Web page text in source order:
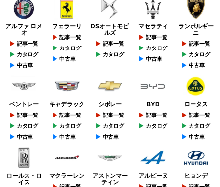
アルファ ロメ
オ
記事一覧
カタログ
中古車
フェラーリ
記事一覧
カタログ
中古車
DSオートモビ
ルズ
記事一覧
カタログ
マセラティ
記事一覧
カタログ
中古車
ランボルギー
ニ
記事一覧
カタログ
中古車
ベントレー
記事一覧
カタログ
中古車
キャデラック
記事一覧
カタログ
中古車
シボレー
記事一覧
カタログ
中古車
BYD
記事一覧
カタログ
ロータス
記事一覧
カタログ
中古車
ロールス・ロ
イス
マクラーレン
アストンマー
ティン
アルピーヌ ヒョンデ